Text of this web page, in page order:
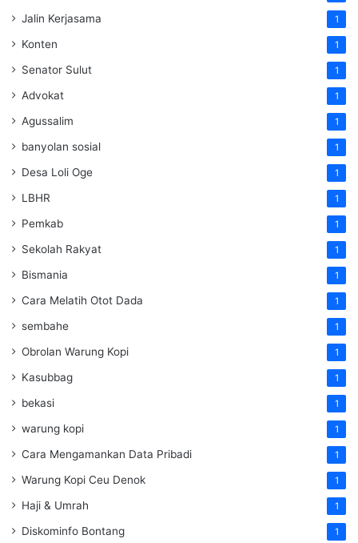
Jalin Kerjasama 1
Konten 1
Senator Sulut 1
Advokat 1
Agussalim 1
banyolan sosial 1
Desa Loli Oge 1
LBHR 1
Pemkab 1
Sekolah Rakyat 1
Bismania 1
Cara Melatih Otot Dada 1
sembahe 1
Obrolan Warung Kopi 1
Kasubbag 1
bekasi 1
warung kopi 1
Cara Mengamankan Data Pribadi 1
Warung Kopi Ceu Denok 1
Haji & Umrah 1
Diskominfo Bontang 1